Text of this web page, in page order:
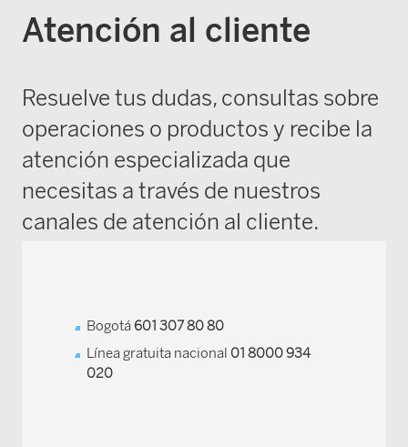
Atención al cliente
Resuelve tus dudas, consultas sobre
operaciones o productos y recibe la
atención especializada que
necesitas a través de nuestros
canales de atención al cliente.
Bogotá 601 307 80 80
Línea gratuita nacional 01 8000 934
020